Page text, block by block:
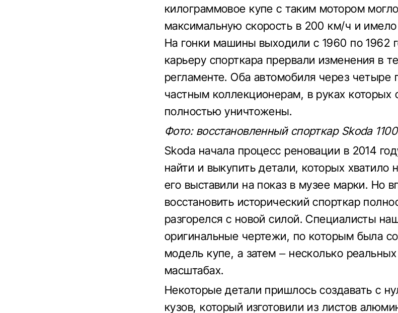
килограммовое купе с таким мотором
максимальную скорость в 200 км/ч и
На гонки машины выходили с 1960 по 1962
карьеру спорткара прервали изменения в
регламенте. Оба автомобиля через четыре
частным коллекционерам, в руках которых
полностью уничтожены.
Фото: восстановленный спорткар Skoda
Skoda начала процесс реновации в 2014
найти и выкупить детали, которых хватило
его выставили на показ в музее марки. Но
восстановить исторический спорткар
разгорелся с новой силой. Специалисты
оригинальные чертежи, по которым была
модель купе, а затем – несколько
масштабах.
Некоторые детали пришлось создавать с
кузов, который изготовили из листов